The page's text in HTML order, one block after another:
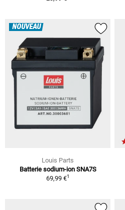
NOUVEAU
Louis Parts
Batterie sodium-ion SNA7S
69,99 €1